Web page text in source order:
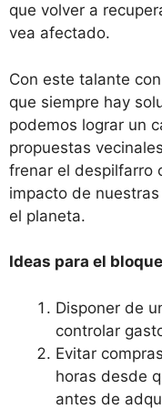
que volver a
vea afectado.
Con este talante
que siempre hay
podemos lograr un
propuestas
frenar el despilfarro
impacto de
el planeta.
Ideas para el
Disponer de
controlar
Evitar
horas desde
antes de